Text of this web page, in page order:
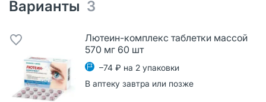
Варианты 3
Лютеин-комплекс таблетки массой
570 мг 60 шт
–74 ₽ на 2 упаковки
В аптеку завтра или позже